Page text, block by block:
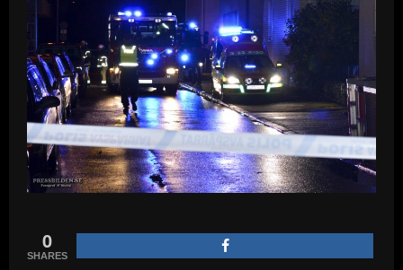
0
SHARES